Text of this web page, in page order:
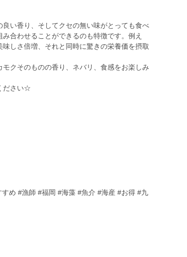
い香り、そしてクセの無い味がとっても食べ
合わせることができるのも特徴です。例え
しさ倍増、それと同時に驚きの栄養価を摂取
クそのものの香り、ネバリ、食感をお楽しみ
ださい☆
め #漁師 #福岡 #海藻 #魚介 #海産 #お得 #九